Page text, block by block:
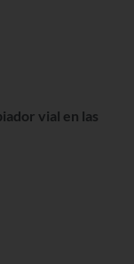
vial en las